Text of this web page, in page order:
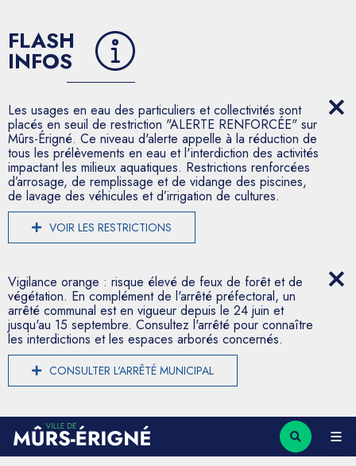
FLASH
INFOS
Les usages en eau des particuliers et collectivités sont
placés en seuil de restriction "ALERTE RENFORCÉE" sur
Mûrs-Érigné. Ce niveau d'alerte appelle à la réduction de
tous les prélèvements en eau et l'interdiction des activités
impactant les milieux aquatiques. Restrictions renforcées
d’arrosage, de remplissage et de vidange des piscines,
de lavage des véhicules et d’irrigation de cultures.
VOIR LES RESTRICTIONS
Vigilance orange : risque élevé de feux de forêt et de
végétation. En complément de l'arrêté préfectoral, un
arrêté communal est en vigueur depuis le 24 juin et
jusqu'au 15 septembre. Consultez l'arrêté pour connaître
les interdictions et les espaces arborés concernés.
CONSULTER L'ARRÊTÉ MUNICIPAL